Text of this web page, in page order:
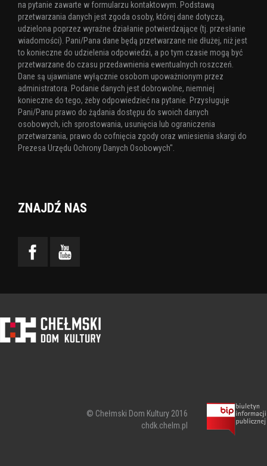
na pytanie zawarte w formularzu kontaktowym. Podstawą
przetwarzania danych jest zgoda osoby, której dane dotyczą,
udzielona poprzez wyraźne działanie potwierdzające (tj. przesłanie
wiadomości). Pani/Pana dane będą przetwarzane nie dłużej, niż jest
to konieczne do udzielenia odpowiedzi, a po tym czasie mogą być
przetwarzane do czasu przedawnienia ewentualnych roszczeń.
Dane są ujawniane wyłącznie osobom upoważnionym przez
administratora. Podanie danych jest dobrowolne, niemniej
konieczne do tego, żeby odpowiedzieć na pytanie. Przysługuje
Pani/Panu prawo do żądania dostępu do swoich danych
osobowych, ich sprostowania, usunięcia lub ograniczenia
przetwarzania, prawo do cofnięcia zgody oraz wniesienia skargi do
Prezesa Urzędu Ochrony Danych Osobowych".
ZNAJDŹ NAS
© Chełmski Dom Kultury 2016
chdk.chelm.pl